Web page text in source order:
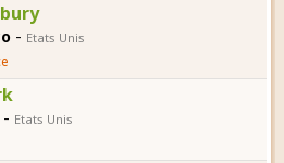
- Etats Unis
- Etats Unis